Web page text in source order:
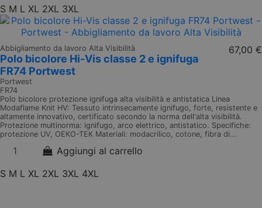
S M L XL 2XL 3XL
Abbigliamento da lavoro Alta Visibilità
Polo bicolore Hi-Vis classe 2 e ignifuga
FR74 Portwest
Portwest
FR74
67,00 €
Polo bicolore protezione ignifuga alta visibilità e antistatica Linea
Modaflame Knit HV: Tessuto intrinsecamente ignifugo, forte, resistente e
altamente innovativo, certificato secondo la norma dell'alta visibilità.
Protezione multinorma: ignifugo, arco elettrico, antistatico. Specifiche:
protezione UV, OEKO-TEK Materiali: modacrilico, cotone, fibra di...
Aggiungi al carrello
S M L XL 2XL 3XL 4XL